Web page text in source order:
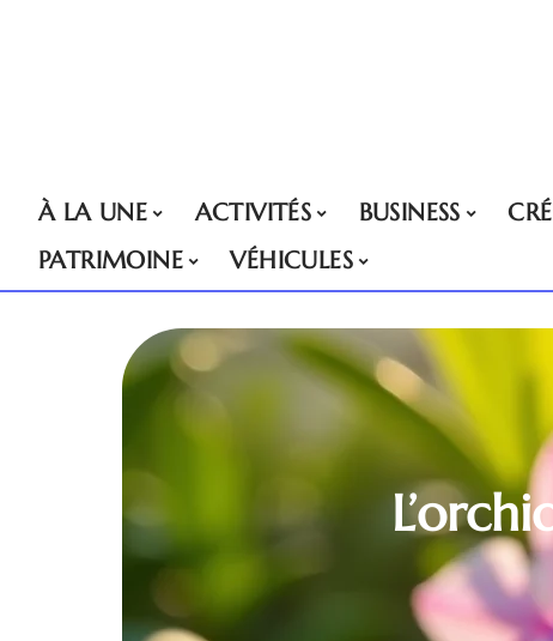
À LA UNE ACTIVITÉS BUSINESS
PATRIMOINE
VÉHICULES